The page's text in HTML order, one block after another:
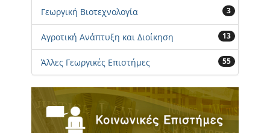
Γεωργική Βιοτεχνολογία 3
Αγροτική Ανάπτυξη και Διοίκηση 13
Άλλες Γεωργικές Επιστήμες 55